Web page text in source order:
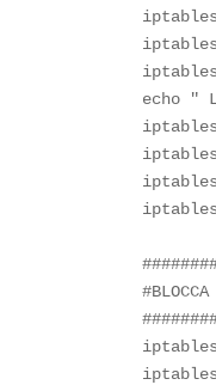
echo "
#BLOCCA